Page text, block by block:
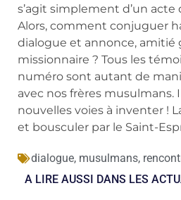
s’agit simplement d’un acte
Alors, comment conjuguer
dialogue et annonce, amitié
missionnaire ? Tous les
numéro sont autant de
avec nos frères musulmans.
nouvelles voies à inventer !
et bousculer par le Saint-
dialogue, musulmans,
A LIRE AUSSI DANS LES